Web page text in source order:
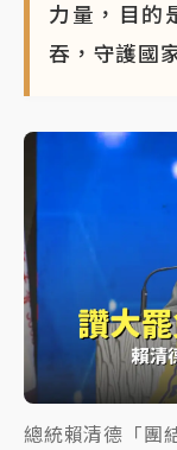
力量，目的
吞，守護國
總統賴清德「團